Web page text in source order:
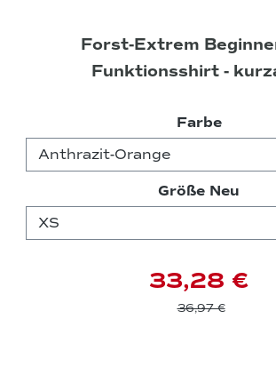
Forst-Extrem
Funktionsshirt -
Farbe
Größe Neu
33,28 €
36,97 €